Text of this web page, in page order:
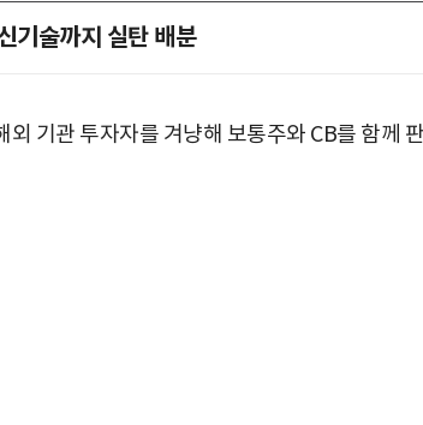
기술까지 실탄 배분
기관 투자자를 겨냥해 보통주와 CB를 함께